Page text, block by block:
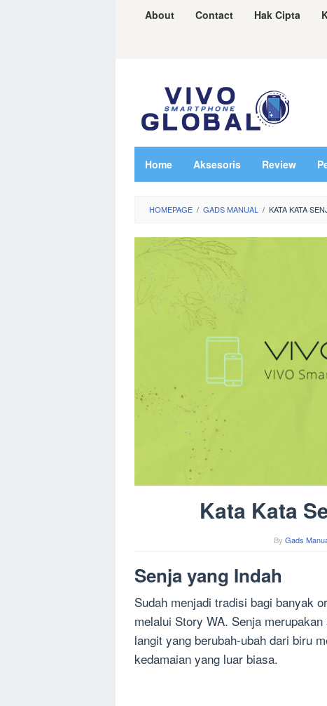
About Contact Hak Cipta
Home Aksesoris Review
HOMEPAGE / GADS MANUAL / KATA KATA
Kata Kata
By Gads
Senja yang Indah
Sudah menjadi tradisi bagi banyak
melalui Story WA. Senja
langit yang berubah-ubah dari biru
kedamaian yang luar biasa.